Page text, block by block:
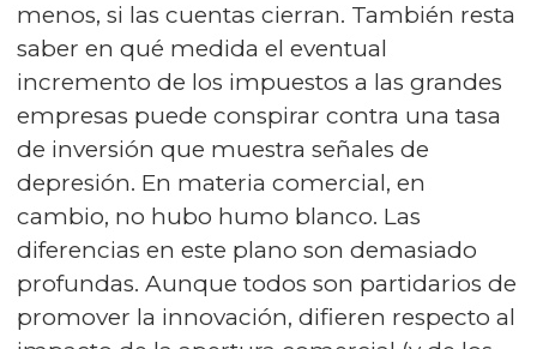
menos, si las cuentas cierran. También resta
saber en qué medida el eventual
incremento de los impuestos a las grandes
empresas puede conspirar contra una tasa
de inversión que muestra señales de
depresión. En materia comercial, en
cambio, no hubo humo blanco. Las
diferencias en este plano son demasiado
profundas. Aunque todos son partidarios de
promover la innovación, difieren respecto al